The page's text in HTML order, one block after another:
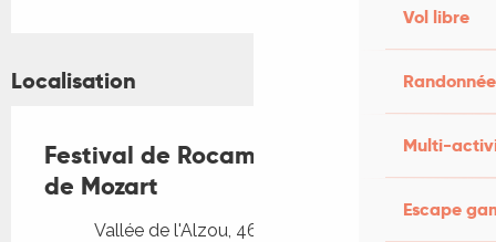
Vol libre
Multi-
Escape
Localisation
Festival de Rocamadour - Requiem
de Mozart
Vallée de l'Alzou, 46500 Rocamadour